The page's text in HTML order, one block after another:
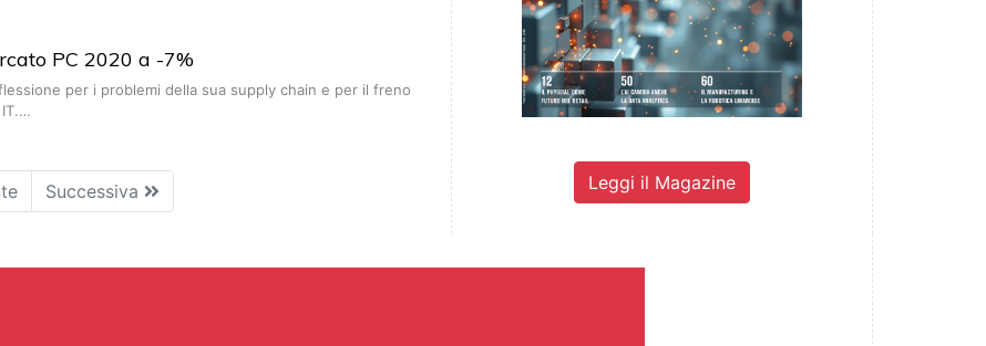
PC 2020 a -7%
per i problemi della sua supply chain e per il freno
Successiva Leggi il Magazine